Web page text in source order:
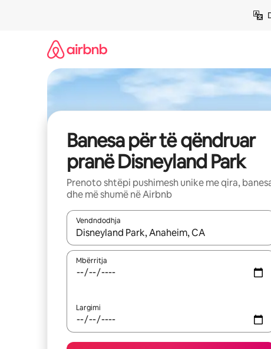
Banesa për të qëndruar
pranë Disneyland Park
Prenoto shtëpi pushimesh unike me qira,
dhe më shumë në Airbnb
Vendndodhja
Kur rezultatet të jenë të disponueshme, lëviz me
Mbërritja
Largimi